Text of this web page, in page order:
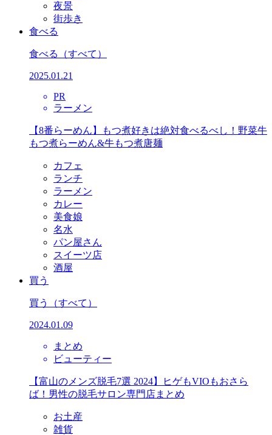
夜景
街歩き
食べる
食べる （すべて）
2025.01.21
PR
ラーメン
【8番らーめん】もつ煮好きは絶対食べるべし！野菜牛
もつ煮らーめん&牛もつ煮唐麺
カフェ
ランチ
ラーメン
カレー
美食娘
名水
パン屋さん
スイーツ店
酒屋
買う
買う （すべて）
2024.01.09
まとめ
ビューティー
【富山のメンズ脱毛7選 2024】ヒゲもVIOもおさら
ば！男性の脱毛サロン専門店まとめ
お土産
雑貨